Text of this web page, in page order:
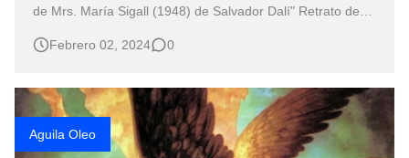
de Mrs. María Sigall (1948) de Salvador Dalí" Retrato de
Artista Salvador Dalí El Surrealismo de Salvador Dalí
…
Febrero 02, 2024 0
Aguila Oleo